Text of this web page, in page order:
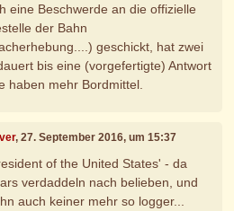
eine Beschwerde an die offizielle
der Bahn
geschickt, hat zwei
bis eine (vorgefertigte) Antwort
haben mehr Bordmittel.
, 27. September 2016, um 15:37
of the United States' - da
verdaddeln nach belieben, und
auch keiner mehr so logger...